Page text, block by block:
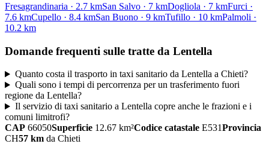
Fresagrandinaria · 2.7 kmSan Salvo · 7 kmDogliola · 7 kmFurci ·
7.6 kmCupello · 8.4 kmSan Buono · 9 kmTufillo · 10 kmPalmoli ·
10.2 km
Domande frequenti sulle tratte da Lentella
Quanto costa il trasporto in taxi sanitario da Lentella a Chieti?
Quali sono i tempi di percorrenza per un trasferimento fuori
regione da Lentella?
Il servizio di taxi sanitario a Lentella copre anche le frazioni e i
comuni limitrofi?
CAP 66050Superficie 12.67 km²Codice catastale E531Provincia
CH57 km da Chieti